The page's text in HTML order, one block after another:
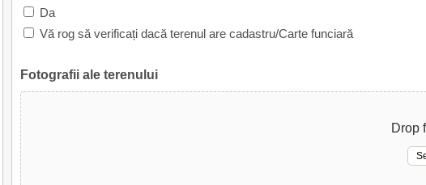
Da
Vă rog să verificați dacă terenul are cadastru/Carte funciară
Fotografii ale terenului
Drop